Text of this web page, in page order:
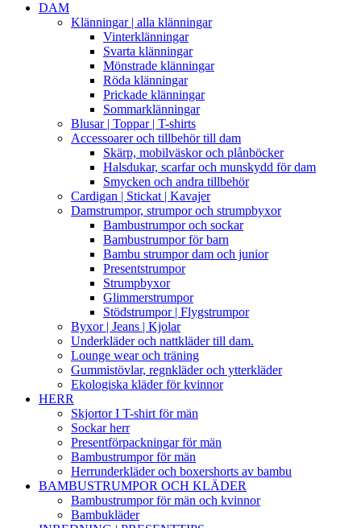
DAM
Klänningar | alla klänningar
Vinterklänningar
Svarta klänningar
Mönstrade klänningar
Röda klänningar
Prickade klänningar
Sommarklänningar
Blusar | Toppar | T-shirts
Accessoarer och tillbehör till dam
Skärp, mobilväskor och plånböcker
Halsdukar, scarfar och munskydd för dam
Smycken och andra tillbehör
Cardigan | Stickat | Kavajer
Damstrumpor, strumpor och strumpbyxor
Bambustrumpor och sockar
Bambustrumpor för barn
Bambu strumpor dam och junior
Presentstrumpor
Strumpbyxor
Glimmerstrumpor
Stödstrumpor | Flygstrumpor
Byxor | Jeans | Kjolar
Underkläder och nattkläder till dam.
Lounge wear och träning
Gummistövlar, regnkläder och ytterkläder
Ekologiska kläder för kvinnor
HERR
Skjortor I T-shirt för män
Sockar herr
Presentförpackningar för män
Bambustrumpor för män
Herrunderkläder och boxershorts av bambu
BAMBUSTRUMPOR OCH KLÄDER
Bambustrumpor för män och kvinnor
Bambukläder